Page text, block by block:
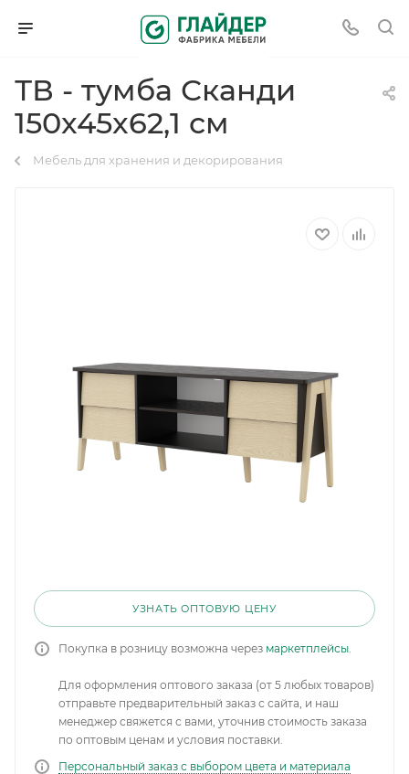
ТВ - тумба Сканди
150x45x62,1 см
Мебель для хранения и декорирования
УЗНАТЬ ОПТОВУЮ ЦЕНУ
Покупка в розницу возможна через маркетплейсы.
Для оформления оптового заказа (от 5 любых товаров)
отправьте предварительный заказ с сайта, и наш
менеджер свяжется с вами, уточнив стоимость заказа
по оптовым ценам и условия поставки.
Персональный заказ с выбором цвета и материала